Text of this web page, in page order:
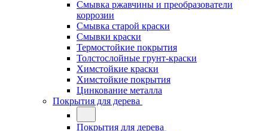
Смывка ржавчины и преобразователи
коррозии
Смывка старой краски
Смывки краски
Термостойкие покрытия
Толстослойные грунт-краски
Химстойкие краски
Химстойкие покрытия
Цинкование металла
Покрытия для дерева
Покрытия для дерева